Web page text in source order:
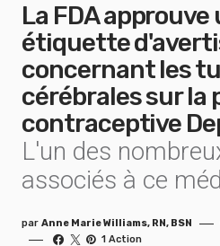
La FDA
étiquette
concernant les
cérébrales sur la
contraceptive
L'un des
associés à ce
par Anne Marie Williams, RN, BSN
1 Action